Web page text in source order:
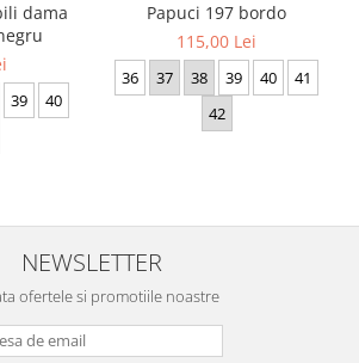
dama
39
40
Papuci 197 bordo
115,00 Lei
36 37 38 39 40
41
42
NEWSLETTER
ofertele si promotiile noastre